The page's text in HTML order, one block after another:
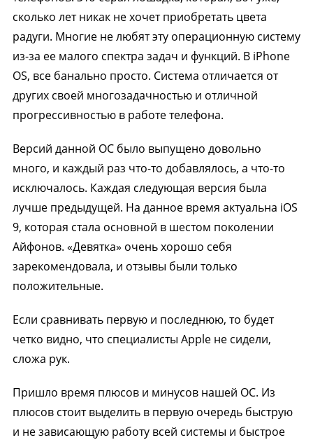
сколько лет никак не хочет приобретать цвета
радуги. Многие не любят эту операционную систему
из-за ее малого спектра задач и функций. В iPhone
OS, все банально просто. Система отличается от
других своей многозадачностью и отличной
прогрессивностью в работе телефона.
Версий данной ОС было выпущено довольно
много, и каждый раз что-то добавлялось, а что-то
исключалось. Каждая следующая версия была
лучше предыдущей. На данное время актуальна iOS
9, которая стала основной в шестом поколении
Айфонов. «Девятка» очень хорошо себя
зарекомендовала, и отзывы были только
положительные.
Если сравнивать первую и последнюю, то будет
четко видно, что специалисты Apple не сидели,
сложа рук.
Пришло время плюсов и минусов нашей ОС. Из
плюсов стоит выделить в первую очередь быструю
и не зависающую работу всей системы и быстрое